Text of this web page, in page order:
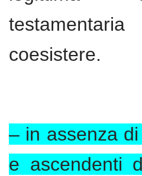
coesistere.
– in assenza
e ascendenti